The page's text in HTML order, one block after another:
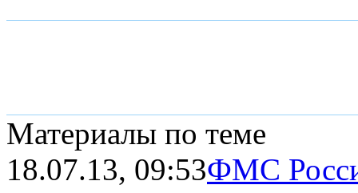
Материалы по теме
18.07.13, 09:53ФМС